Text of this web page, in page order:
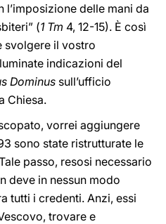
delle mani da
(1 Tm 4, 12-15). È così
svolgere il vostro
indicazioni del
Dominus sull’ufficio
Chiesa.
vorrei aggiungere
sono state ristrutturate le
passo, resosi necessario
deve in nessun modo
tutti i credenti. Anzi, essi
trovare e